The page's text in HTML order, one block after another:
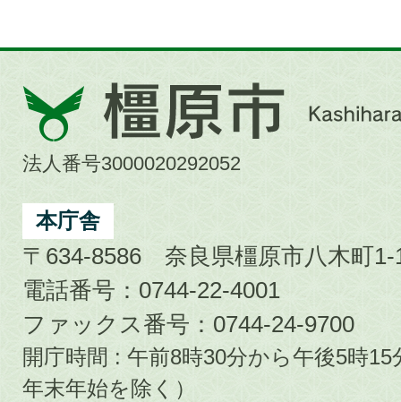
橿
原
市
City
法人番号3000020292052
本庁舎
〒634-8586 奈良県橿原市八木町1-
電話番号：0744-22-4001
ファックス番号：0744-24-9700
開庁時間 : 午前8時30分から午後5時
年末年始を除く）